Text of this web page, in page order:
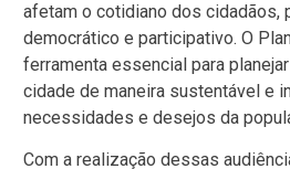
afetam o cotidiano dos cidadãos,
democrático e participativo. O
ferramenta essencial para
cidade de maneira sustentável e
necessidades e desejos da
Com a realização dessas